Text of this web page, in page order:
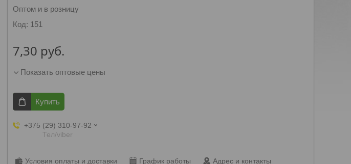
Оптом и в розницу
Код: 151
7,30 руб.
Показать оптовые цены
Купить
+375 (29) 310-97-92
Тел/viber
Условия оплаты и доставки График работы Адрес и контакты